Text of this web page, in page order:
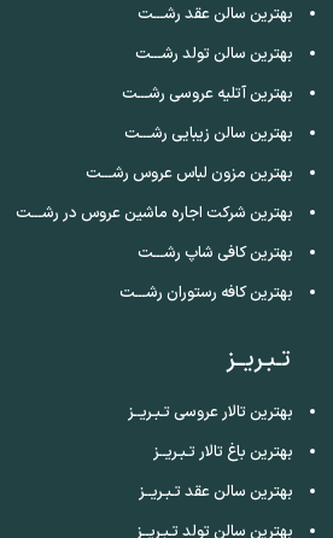
بهترین سالن عقد رشـــت
بهترین سالن تولد رشـــت
بهترین آتلیه عروسی رشـــت
بهترین سالن زیبایی رشـــت
بهترین مزون لباس عروس رشـــت
بهترین شرکت اجاره ماشین عروس در رشـــت
بهترین کافی شاپ رشـــت
بهترین کافه رستوران رشـــت
تـبـریــز
بهترین تالار عروسی تـبـریــز
بهترین باغ تالار تـبـریــز
بهترین سالن عقد تـبـریــز
بهترین سالن تولد تـبـریــز